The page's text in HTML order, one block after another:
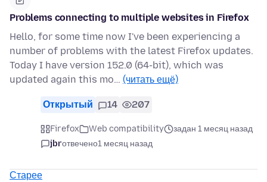
Problems connecting to multiple websites in Firefox
Hello, for some time now I've been experiencing a
number of problems with the latest Firefox updates.
Today I have version 152.0 (64-bit), which was
updated again this mo… (читать ещё)
Открытый 14 207
Firefox Web compatibility
задан 1 месяц назад
jbrотвечено1 месяц назад
Старее